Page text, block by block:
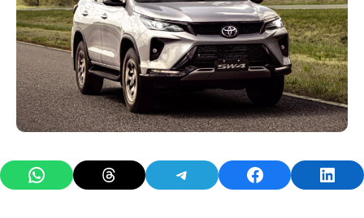
Share on WhatsAppShare on ThreadsShare on TelegramShare on Facebook